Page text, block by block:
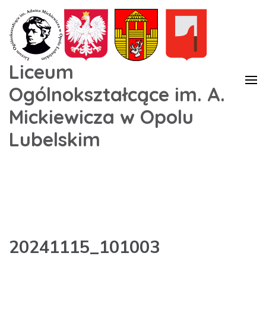
Liceum
Ogólnokształcące im. A.
Mickiewicza w Opolu
Lubelskim
20241115_101003